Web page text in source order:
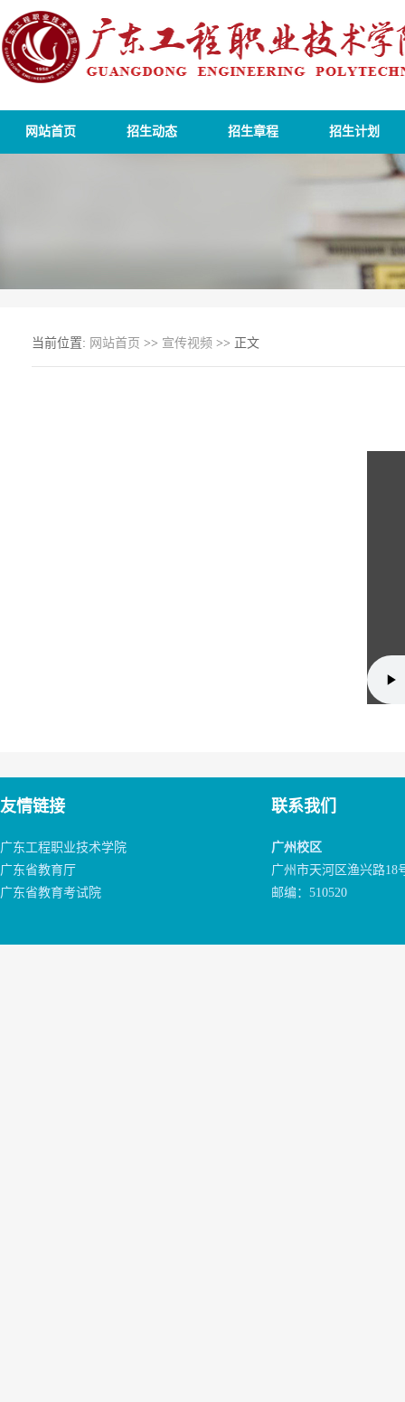
网站首页 招生动态 招生章程 招生计划
当前位置: 网站首页 >> 宣传视频 >> 正文
友情链接
广东工程职业技术学院
广东省教育厅
广东省教育考试院
联系我们
广州校区
广州市天河区渔兴路18
邮编：510520